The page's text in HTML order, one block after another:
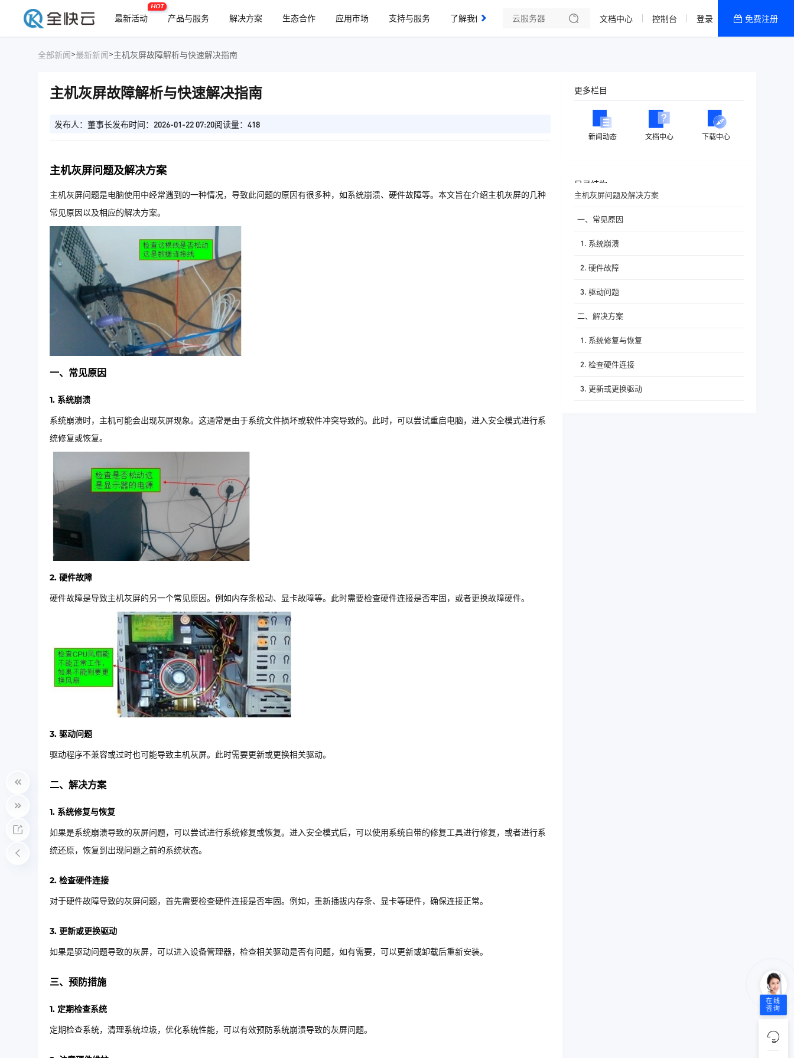
最新活动
HOT
产品与服务 解决方案 生态合作 应用市场 支持与服务
了解我们
文档中心 控制台 登录 免费注册
全部新闻>最新新闻>主机灰屏故障解析与快速解决指南
主机灰屏故障解析与快速解决指南
发布人：董事长发布时间：2026-01-22 07:20阅读量：418
主机灰屏问题及解决方案
主机灰屏问题是电脑使用中经常遇到的一种情况，导致此问题的原因有很多种，如系统崩溃、硬件故障等。本文旨在介绍主机灰屏的几种
常见原因以及相应的解决方案。
一、常见原因
1. 系统崩溃
系统崩溃时，主机可能会出现灰屏现象。这通常是由于系统文件损坏或软件冲突导致的。此时，可以尝试重启电脑，进入安全模式进行系
统修复或恢复。
2. 硬件故障
硬件故障是导致主机灰屏的另一个常见原因。例如内存条松动、显卡故障等。此时需要检查硬件连接是否牢固，或者更换故障硬件。
3. 驱动问题
驱动程序不兼容或过时也可能导致主机灰屏。此时需要更新或更换相关驱动。
二、解决方案
1. 系统修复与恢复
如果是系统崩溃导致的灰屏问题，可以尝试进行系统修复或恢复。进入安全模式后，可以使用系统自带的修复工具进行修复，或者进行系
统还原，恢复到出现问题之前的系统状态。
2. 检查硬件连接
对于硬件故障导致的灰屏问题，首先需要检查硬件连接是否牢固。例如，重新插拔内存条、显卡等硬件，确保连接正常。
3. 更新或更换驱动
如果是驱动问题导致的灰屏，可以进入设备管理器，检查相关驱动是否有问题，如有需要，可以更新或卸载后重新安装。
三、预防措施
1. 定期检查系统
定期检查系统，清理系统垃圾，优化系统性能，可以有效预防系统崩溃导致的灰屏问题。
更多栏目
新闻动态 文档中心 下载中心
目录结构
主机灰屏问题及解决方案
一、常见原因
1. 系统崩溃
2. 硬件故障
3. 驱动问题
二、解决方案
1. 系统修复与恢复
2. 检查硬件连接
3. 更新或更换驱动
在线
咨询